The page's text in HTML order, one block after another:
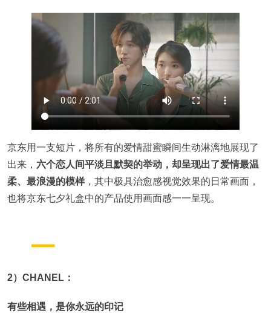
京东用一支短片，将所有的爱情甜蜜瞬间生动淋漓地展现了
出来， 六个恋人间平淡且默契的举动，却呈现出了爱情最温
柔、最浪漫的模样，其中极具治愈感视觉效果的日常画面，
也将京东七夕礼盒中的产品使用画面感一一呈现。
2）CHANEL：
有些相遇，是你永远的印记